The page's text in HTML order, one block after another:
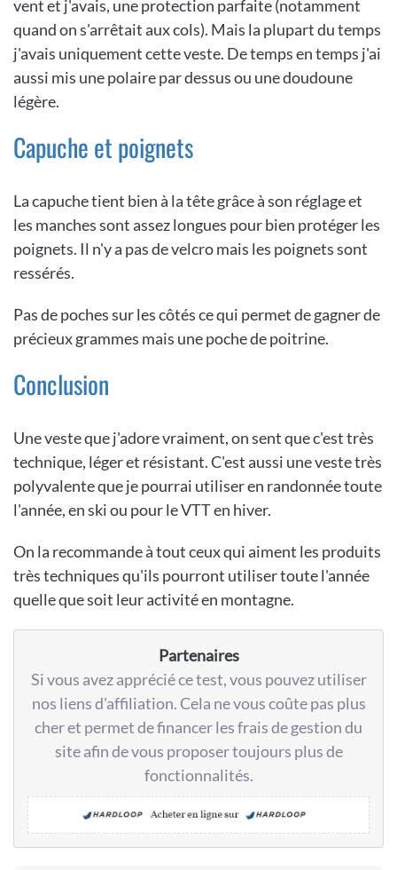
vent et j'avais, une protection parfaite (notamment
quand on s'arrêtait aux cols). Mais la plupart du temps
j'avais uniquement cette veste. De temps en temps j'ai
aussi mis une polaire par dessus ou une doudoune
légère.
Capuche et poignets
La capuche tient bien à la tête grâce à son réglage et
les manches sont assez longues pour bien protéger les
poignets. Il n'y a pas de velcro mais les poignets sont
ressérés.
Pas de poches sur les côtés ce qui permet de gagner de
précieux grammes mais une poche de poitrine.
Conclusion
Une veste que j'adore vraiment, on sent que c'est très
technique, léger et résistant. C'est aussi une veste très
polyvalente que je pourrai utiliser en randonnée toute
l'année, en ski ou pour le VTT en hiver.
On la recommande à tout ceux qui aiment les produits
très techniques qu'ils pourront utiliser toute l'année
quelle que soit leur activité en montagne.
Partenaires
Si vous avez apprécié ce test, vous pouvez utiliser
nos liens d'affiliation. Cela ne vous coûte pas plus
cher et permet de financer les frais de gestion du
site afin de vous proposer toujours plus de
fonctionnalités.